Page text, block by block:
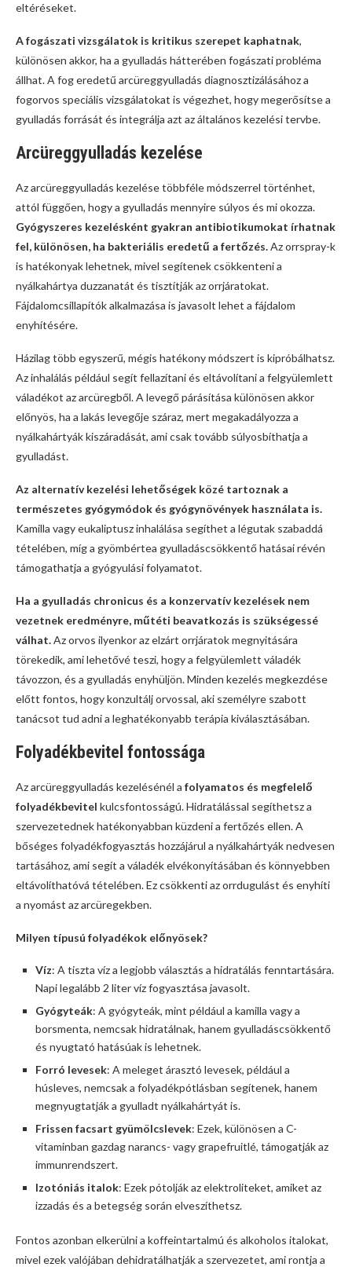
eltéréseket.
A fogászati vizsgálatok is kritikus szerepet kaphatnak,
különösen akkor, ha a gyulladás hátterében fogászati probléma
állhat. A fog eredetű arcüreggyulladás diagnosztizálásához a
fogorvos speciális vizsgálatokat is végezhet, hogy megerősítse a
gyulladás forrását és integrálja azt az általános kezelési tervbe.
Arcüreggyulladás kezelése
Az arcüreggyulladás kezelése többféle módszerrel történhet,
attól függően, hogy a gyulladás mennyire súlyos és mi okozza.
Gyógyszeres kezelésként gyakran antibiotikumokat írhatnak
fel, különösen, ha bakteriális eredetű a fertőzés.Az orrspray-k
is hatékonyak lehetnek, mivel segítenek csökkenteni a
nyálkahártya duzzanatát és tisztítják az orrjáratokat.
Fájdalomcsillapítók alkalmazása is javasolt lehet a fájdalom
enyhítésére.
Házilag több egyszerű, mégis hatékony módszert is kipróbálhatsz.
Az inhalálás például segít fellazítani és eltávolítani a felgyülemlett
váladékot az arcüregből. A levegő párásítása különösen akkor
előnyös, ha a lakás levegője száraz, mert megakadályozza a
nyálkahártyák kiszáradását, ami csak tovább súlyosbíthatja a
gyulladást.
Az alternatív kezelési lehetőségek közé tartoznak a
természetes gyógymódok és gyógynövények használata is.
Kamilla vagy eukaliptusz inhalálása segíthet a légutak szabaddá
tételében, míg a gyömbértea gyulladáscsökkentő hatásai révén
támogathatja a gyógyulási folyamatot.
Ha a gyulladás chronicus és a konzervatív kezelések nem
vezetnek eredményre, műtéti beavatkozás is szükségessé
válhat.Az orvos ilyenkor az elzárt orrjáratok megnyitására
törekedik, ami lehetővé teszi, hogy a felgyülemlett váladék
távozzon, és a gyulladás enyhüljön. Minden kezelés megkezdése
előtt fontos, hogy konzultálj orvossal, aki személyre szabott
tanácsot tud adni a leghatékonyabb terápia kiválasztásában.
Folyadékbevitel fontossága
Az arcüreggyulladás kezelésénél a folyamatos és megfelelő
folyadékbevitel kulcsfontosságú. Hidratálással segíthetsz a
szervezetednek hatékonyabban küzdeni a fertőzés ellen. A
bőséges folyadékfogyasztás hozzájárul a nyálkahártyák nedvesen
tartásához, ami segít a váladék elvékonyításában és könnyebben
eltávolíthatóvá tételében. Ez csökkenti az orrdugulást és enyhíti
a nyomást az arcüregekben.
Milyen típusú folyadékok előnyösek?
Víz: A tiszta víz a legjobb választás a hidratálás fenntartására.
Napi legalább 2 liter víz fogyasztása javasolt.
Gyógyteák: A gyógyteák, mint például a kamilla vagy a
borsmenta, nemcsak hidratálnak, hanem gyulladáscsökkentő
és nyugtató hatásúak is lehetnek.
Forró levesek: A meleget árasztó levesek, például a
húsleves, nemcsak a folyadékpótlásban segítenek, hanem
megnyugtatják a gyulladt nyálkahártyát is.
Frissen facsart gyümölcslevek: Ezek, különösen a C-
vitaminban gazdag narancs- vagy grapefruitlé, támogatják az
immunrendszert.
Izotóniás italok: Ezek pótolják az elektroliteket, amiket az
izzadás és a betegség során elveszíthetsz.
Fontos azonban elkerülni a koffeintartalmú és alkoholos italokat,
mivel ezek valójában dehidratálhatják a szervezetet, ami rontja a